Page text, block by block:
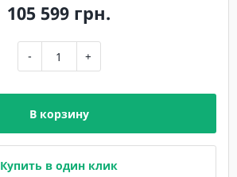
105 599 грн.
- +
В корзину
Купить в один клик